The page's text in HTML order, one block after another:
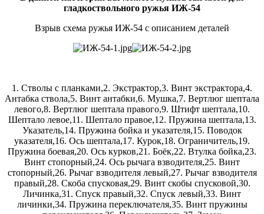
гладкоствольного ружья ИЖ-54
Взрыв схема ружья ИЖ-54 с описанием деталей
1. Стволы с планками,2. Экстрактор,3. Винт экстрактора,4.
Антабка ствола,5. Винт антабки,6. Мушка,7. Вертлюг шептала
левого,8. Вертлюг шептала правого,9. Штифт шептала,10.
Шептало левое,11. Шептало правое,12. Пружина шептала,13.
Указатель,14. Пружина бойка и указателя,15. Поводок
указателя,16. Ось шептала,17. Курок,18. Ограничитель,19.
Пружина боевая,20. Ось курков,21. Боёк,22. Втулка бойка,23.
Винт стопорный,24. Ось рычага взводителя,25. Винт
стопорный,26. Рычаг взводителя левый,27. Рычаг взводителя
правый,28. Скоба спусковая,29. Винт скобы спусковой,30.
Личинка,31. Спуск правый,32. Спуск левый,33. Винт
личинки,34. Пружина переключателя,35. Винт пружины